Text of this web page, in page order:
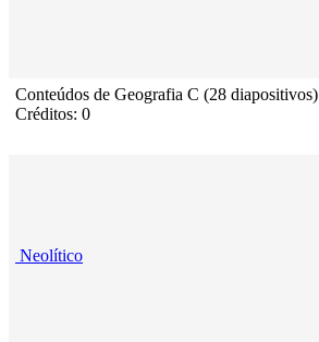
Conteúdos de Geografia C (28 diapositivos)
Créditos: 0
Neolítico